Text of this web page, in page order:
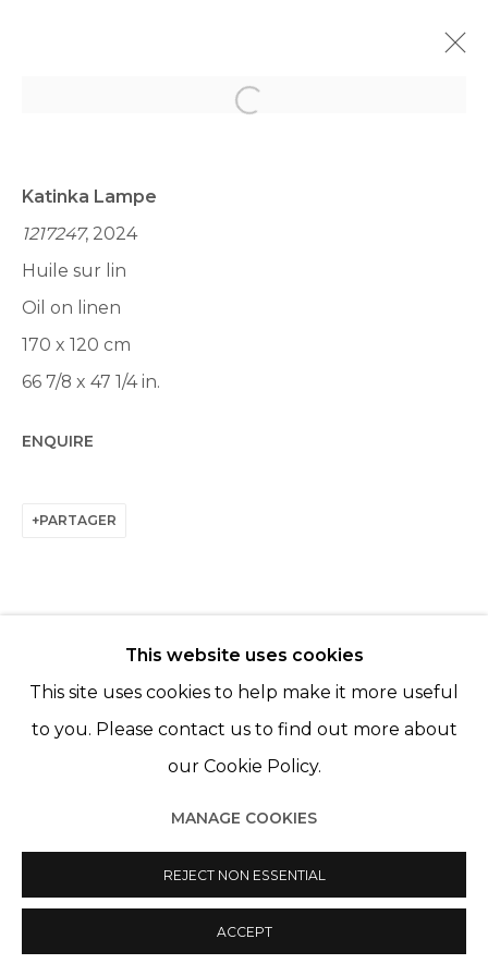
KATINKA LAMPE & JANINE VAN OENE
| CROSSED WIRES
21 RUE CHAPON 75003 PARIS
ACTUALITÉS
Manage cookies
This website uses cookies
This site uses cookies to help make it more useful
to you. Please contact us to find out more about
our Cookie Policy.
MANAGE COOKIES
REJECT NON ESSENTIAL
ACCEPT
Open a larger version of
Katinka Lampe
1217247, 2024
Huile sur lin
Oil on linen
170 x 120 cm
66 7/8 x 47 1/4 in.
ENQUIRE
PARTAGER
ARTISTES DE L'EXPOSITION
KATINKA LAMPE
JANINE VAN OENE